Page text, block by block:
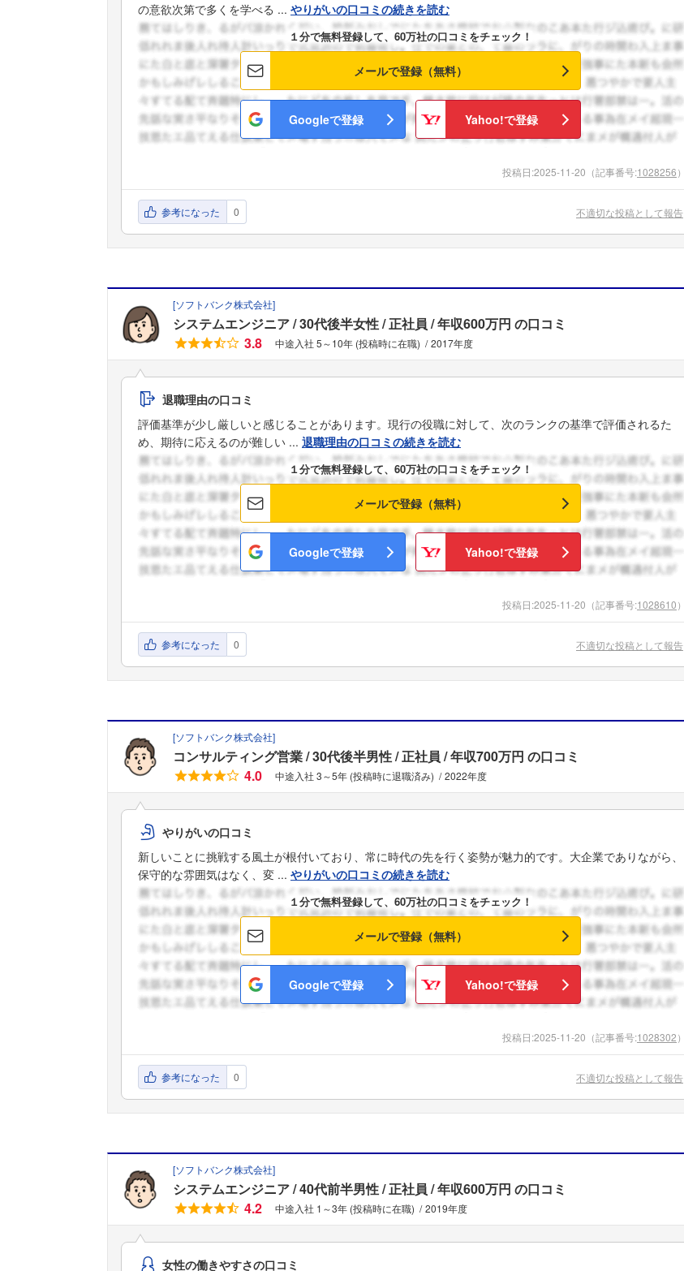
の意欲次第で多くを学べる ... やりがいの口コミの続きを読む
１分で無料登録して、60万社の口コミをチェック！
メールで登録（無料）
Googleで登録 Yahoo!で登録
投稿日:2025-11-20 （記事番号:1028256）
参考になった 0 不適切な投稿として報告
[ソフトバンク株式会社]
システムエンジニア 30代後半女性 正社員 年収600万円 の口コミ
3.8
中途入社 5～10年 (投稿時に在職) 2017年度
退職理由の口コミ
評価基準が少し厳しいと感じることがあります。現行の役職に対して、次のランクの基準で評価されるた
め、期待に応えるのが難しい ... 退職理由の口コミの続きを読む
１分で無料登録して、60万社の口コミをチェック！
メールで登録（無料）
Googleで登録 Yahoo!で登録
投稿日:2025-11-20 （記事番号:1028610）
参考になった 0 不適切な投稿として報告
[ソフトバンク株式会社]
コンサルティング営業 30代後半男性 正社員 年収700万円 の口コミ
4.0
中途入社 3～5年 (投稿時に退職済み) 2022年度
やりがいの口コミ
新しいことに挑戦する風土が根付いており、常に時代の先を行く姿勢が魅力的です。大企業でありながら、
保守的な雰囲気はなく、変 ... やりがいの口コミの続きを読む
１分で無料登録して、60万社の口コミをチェック！
メールで登録（無料）
Googleで登録 Yahoo!で登録
投稿日:2025-11-20 （記事番号:1028302）
参考になった 0 不適切な投稿として報告
[ソフトバンク株式会社]
システムエンジニア 40代前半男性 正社員 年収600万円 の口コミ
4.2
中途入社 1～3年 (投稿時に在職) 2019年度
女性の働きやすさの口コミ